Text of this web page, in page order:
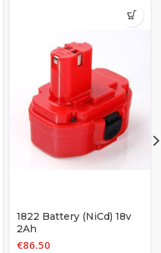
1822 Battery (NiCd) 18v
2Ah
€86.50